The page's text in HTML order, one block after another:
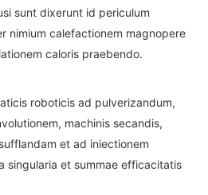
sunt dixerunt id periculum
nimium calefactionem magnopere
caloris praebendo.
roboticis ad pulverizandum,
machinis secandis,
et ad iniectionem
singularia et summae efficacitatis